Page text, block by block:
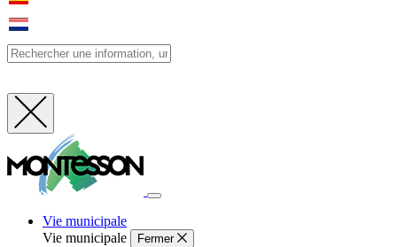
Fermer
recherche
Vie municipale
Vie municipale
Fermer